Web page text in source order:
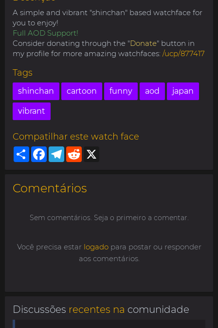
A simple and vibrant "shinchan" based watchface for
you to enjoy!
Full AOD Support!
Consider donating through the "Donate" button in
my profile for more amazing watchfaces: /ucp/877417
Tags
shinchan cartoon funny aod japan
vibrant
Compatilhar este watch face
ShareFacebookTelegram
Reddit
Comentários
Sem comentários. Seja o primeiro a comentar.
Você precisa estar logadopara postar ou responder
aos comentários.
Discussões recentes na comunidade